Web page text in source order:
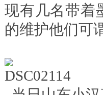
现有几名带着
的维护他们可